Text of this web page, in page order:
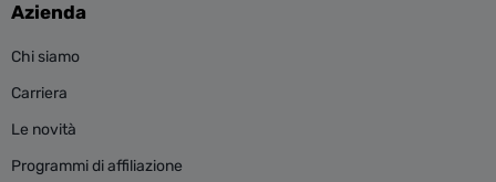
Azienda
Chi siamo
Carriera
Le novità
Programmi di affiliazione